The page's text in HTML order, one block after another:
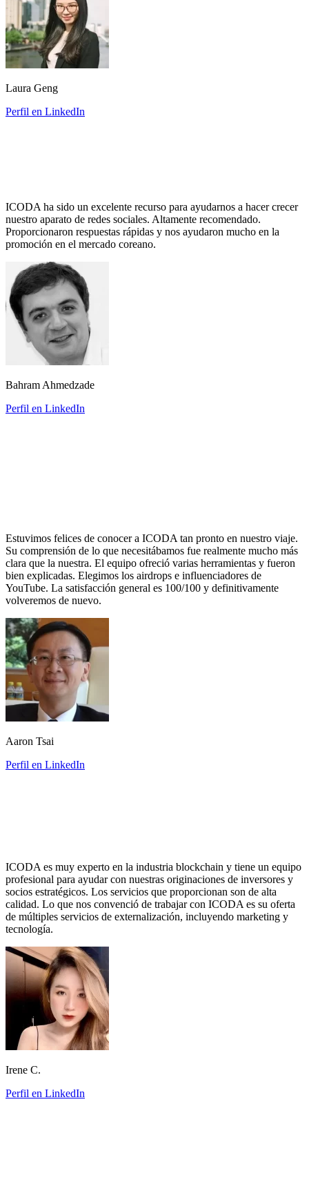
Laura Geng
Perfil en LinkedIn
ICODA ha sido un excelente recurso para ayudarnos a hacer crecer
nuestro aparato de redes sociales. Altamente recomendado.
Proporcionaron respuestas rápidas y nos ayudaron mucho en la
promoción en el mercado coreano.
Bahram Ahmedzade
Perfil en LinkedIn
Estuvimos felices de conocer a ICODA tan pronto en nuestro viaje.
Su comprensión de lo que necesitábamos fue realmente mucho más
clara que la nuestra. El equipo ofreció varias herramientas y fueron
bien explicadas. Elegimos los airdrops e influenciadores de
YouTube. La satisfacción general es 100/100 y definitivamente
volveremos de nuevo.
Aaron Tsai
Perfil en LinkedIn
ICODA es muy experto en la industria blockchain y tiene un equipo
profesional para ayudar con nuestras originaciones de inversores y
socios estratégicos. Los servicios que proporcionan son de alta
calidad. Lo que nos convenció de trabajar con ICODA es su oferta
de múltiples servicios de externalización, incluyendo marketing y
tecnología.
Irene C.
Perfil en LinkedIn